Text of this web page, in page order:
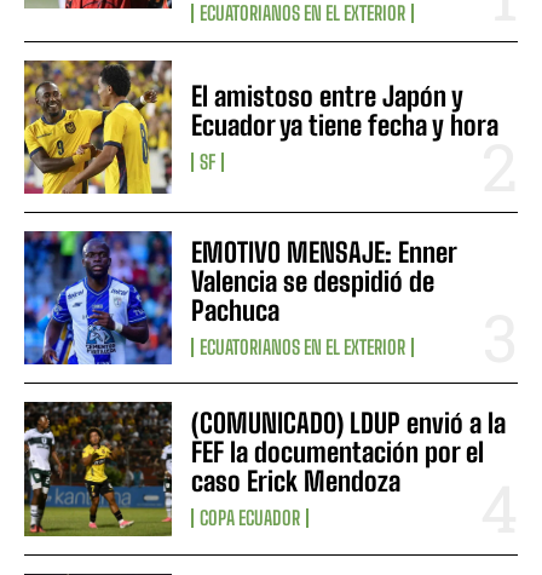
ECUATORIANOS EN EL EXTERIOR
El amistoso entre Japón y
Ecuador ya tiene fecha y hora
SF
EMOTIVO MENSAJE: Enner
Valencia se despidió de
Pachuca
ECUATORIANOS EN EL EXTERIOR
(COMUNICADO) LDUP envió a la
FEF la documentación por el
caso Erick Mendoza
COPA ECUADOR